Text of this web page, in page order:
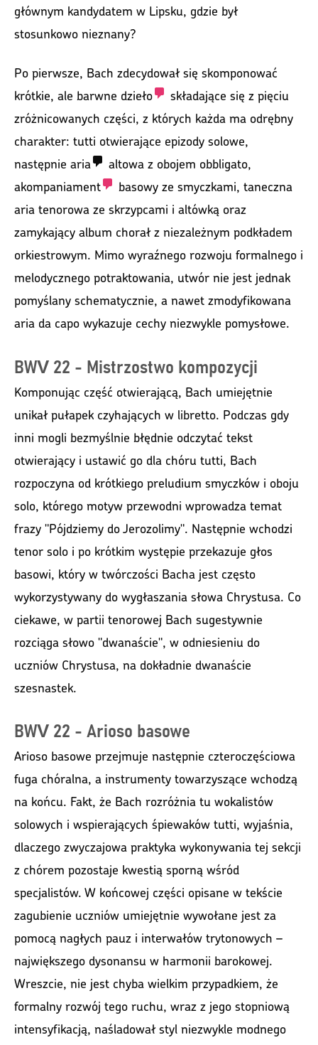
głównym kandydatem w Lipsku, gdzie był
stosunkowo nieznany?
Po pierwsze, Bach zdecydował się skomponować
krótkie, ale barwne dzieło
składające się z pięciu
zróżnicowanych części, z których każda ma odrębny
charakter: tutti otwierające epizody solowe,
następnie aria
altowa z obojem obbligato,
akompaniament
basowy ze smyczkami, taneczna
aria tenorowa ze skrzypcami i altówką oraz
zamykający album chorał z niezależnym podkładem
orkiestrowym. Mimo wyraźnego rozwoju formalnego i
melodycznego potraktowania, utwór nie jest jednak
pomyślany schematycznie, a nawet zmodyfikowana
aria da capo wykazuje cechy niezwykle pomysłowe.
BWV 22 - Mistrzostwo kompozycji
Komponując część otwierającą, Bach umiejętnie
unikał pułapek czyhających w libretto. Podczas gdy
inni mogli bezmyślnie błędnie odczytać tekst
otwierający i ustawić go dla chóru tutti, Bach
rozpoczyna od krótkiego preludium smyczków i oboju
solo, którego motyw przewodni wprowadza temat
frazy "Pójdziemy do Jerozolimy". Następnie wchodzi
tenor solo i po krótkim występie przekazuje głos
basowi, który w twórczości Bacha jest często
wykorzystywany do wygłaszania słowa Chrystusa. Co
ciekawe, w partii tenorowej Bach sugestywnie
rozciąga słowo "dwanaście", w odniesieniu do
uczniów Chrystusa, na dokładnie dwanaście
szesnastek.
BWV 22 - Arioso basowe
Arioso basowe przejmuje następnie czteroczęściowa
fuga chóralna, a instrumenty towarzyszące wchodzą
na końcu. Fakt, że Bach rozróżnia tu wokalistów
solowych i wspierających śpiewaków tutti, wyjaśnia,
dlaczego zwyczajowa praktyka wykonywania tej sekcji
z chórem pozostaje kwestią sporną wśród
specjalistów. W końcowej części opisane w tekście
zagubienie uczniów umiejętnie wywołane jest za
pomocą nagłych pauz i interwałów trytonowych –
największego dysonansu w harmonii barokowej.
Wreszcie, nie jest chyba wielkim przypadkiem, że
formalny rozwój tego ruchu, wraz z jego stopniową
intensyfikacją, naśladował styl niezwykle modnego